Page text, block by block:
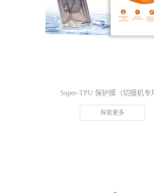
Super-TPU 保护膜（切膜机专
探索更多